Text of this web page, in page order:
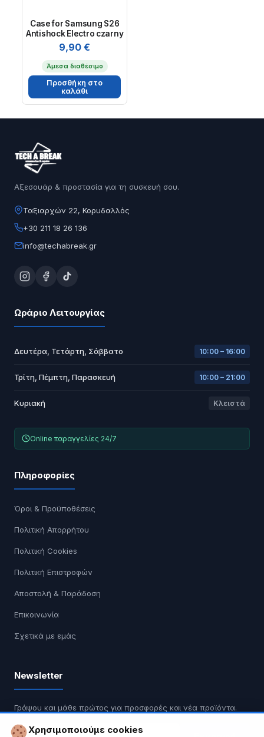
Case for Samsung S26
Antishock Electro czarny
9,90€
Άμεσα διαθέσιμο
Προσθήκη στο
καλάθι
Αξεσουάρ & προστασία για τη συσκευή σου.
Ταξιαρχών 22, Κορυδαλλός
+30 211 18 26 136
info@techabreak.gr
Ωράριο Λειτουργίας
Δευτέρα, Τετάρτη, Σάββατο 10:00 – 16:00
Τρίτη, Πέμπτη, Παρασκευή 10:00 – 21:00
Κυριακή Κλειστά
Online παραγγελίες 24/7
Πληροφορίες
Όροι & Προϋποθέσεις
Πολιτική Απορρήτου
Πολιτική Cookies
Πολιτική Επιστροφών
Αποστολή & Παράδοση
Επικοινωνία
Σχετικά με εμάς
Newsletter
Γράψου και μάθε πρώτος για προσφορές και νέα προϊόντα.
Χρησιμοποιούμε cookies